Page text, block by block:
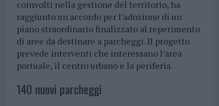
coinvolti nella gestione del territorio, ha
raggiunto un accordo per l’adozione di un
piano straordinario finalizzato al reperimento
di aree da destinare a parcheggi. Il progetto
prevede interventi che interessano l’area
portuale, il centro urbano e la periferia.
140 nuovi parcheggi